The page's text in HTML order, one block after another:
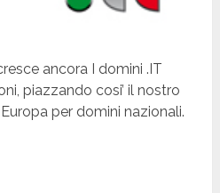
ancora I domini .IT
piazzando cosi’ il nostro
per domini nazionali.